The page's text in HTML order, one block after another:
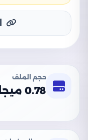
حجم الملف
0.78 ميجابايت